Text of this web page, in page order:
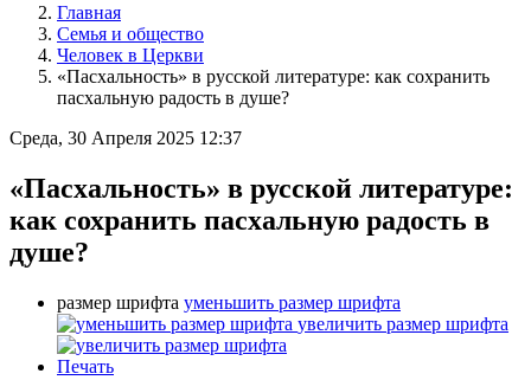
Главная
Семья и общество
Человек в Церкви
«Пасхальность» в русской литературе: как сохранить
пасхальную радость в душе?
Среда, 30 Апреля 2025 12:37
«Пасхальность» в русской литературе:
как сохранить пасхальную радость в
душе?
размер шрифта уменьшить размер шрифта
увеличить размер шрифта
Печать